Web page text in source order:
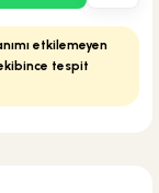
etkilemeyen
tespit